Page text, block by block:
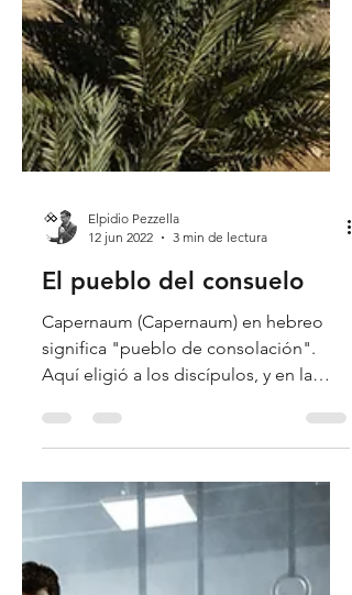
12 jun 2022
3 min de lectura
El pueblo del consuelo
Capernaum (Capernaum) en hebreo
significa "pueblo de consolación".
Aquí eligió a los discípulos, y en la